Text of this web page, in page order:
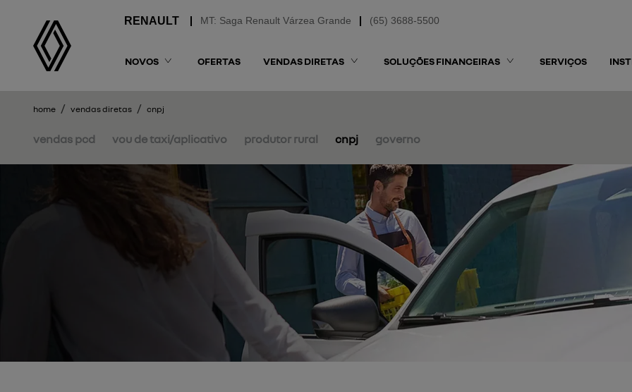
(65) 3688-5500
MT: Saga Renault Várzea Grande
NOVOS OFERTAS VENDAS DIRETAS SOLUÇÕES FINANCEIRAS SERVIÇOS
home vendas diretas cnpj
vendas pcd vou de taxi/aplicativo produtor rural cnpj governo